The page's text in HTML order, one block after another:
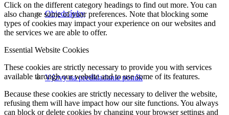
Objednávky
Výzvy na predkladanie ponúk
Click on the different category headings to find out more. You can
also change some of your preferences. Note that blocking some
types of cookies may impact your experience on our websites and
the services we are able to offer.
Essential Website Cookies
These cookies are strictly necessary to provide you with services
available through our website and to use some of its features.
Because these cookies are strictly necessary to deliver the website,
refusing them will have impact how our site functions. You always
can block or delete cookies by changing your browser settings and